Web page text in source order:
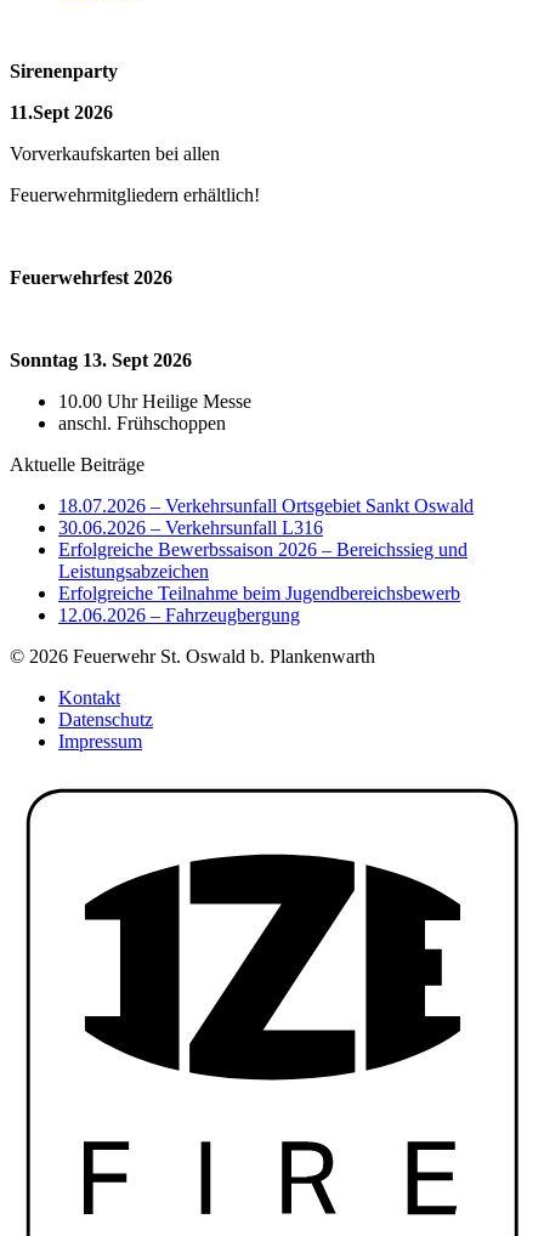
Sirenenparty
11.Sept 2026
Vorverkaufskarten bei allen
Feuerwehrmitgliedern erhältlich!
Feuerwehrfest 2026
Sonntag 13. Sept 2026
10.00 Uhr Heilige Messe
anschl. Frühschoppen
Aktuelle Beiträge
18.07.2026 – Verkehrsunfall Ortsgebiet Sankt Oswald
30.06.2026 – Verkehrsunfall L316
Erfolgreiche Bewerbssaison 2026 – Bereichssieg und
Leistungsabzeichen
Erfolgreiche Teilnahme beim Jugendbereichsbewerb
12.06.2026 – Fahrzeugbergung
© 2026 Feuerwehr St. Oswald b. Plankenwarth
Kontakt
Datenschutz
Impressum